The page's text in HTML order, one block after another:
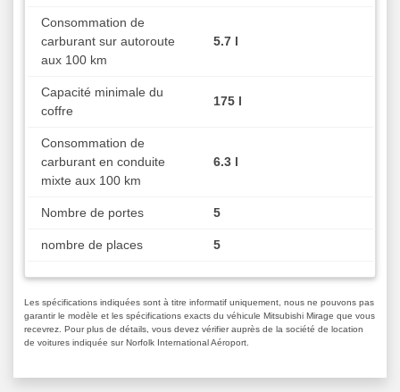
Consommation de
carburant sur autoroute
aux 100 km
5.7 l
Capacité minimale du
coffre
175 l
Consommation de
carburant en conduite
mixte aux 100 km
6.3 l
Nombre de portes 5
nombre de places 5
Les spécifications indiquées sont à titre informatif uniquement, nous ne pouvons pas
garantir le modèle et les spécifications exacts du véhicule Mitsubishi Mirage que vous
recevrez. Pour plus de détails, vous devez vérifier auprès de la société de location
de voitures indiquée sur Norfolk International Aéroport.